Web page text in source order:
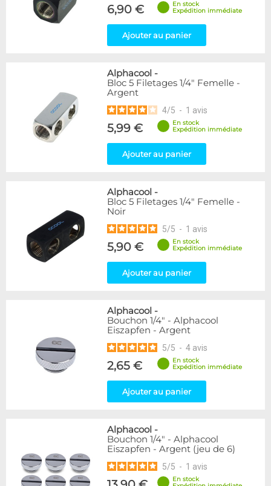
Nanoxia
PrimoChill
9
31
216
2
Or
1
Rouge
Vert
5
4
36
Noir/Nickel
Couleur
Noir
236
39
280
Raccord en Y
5
Forme
53
61
Mâle / Femelle
Mâle / Mâle
44
6,90 €
En stock
Expédition immédiate
Ajouter au panier
Alphacool -
Bloc 5 Filetages 1/4" Femelle -
Argent
4/5 - 1 avis
5,99 €
En stock
Expédition immédiate
Ajouter au panier
Alphacool -
Bloc 5 Filetages 1/4" Femelle -
Noir
5/5 - 1 avis
5,90 €
En stock
Expédition immédiate
Ajouter au panier
Alphacool -
Bouchon 1/4" - Alphacool
Eiszapfen - Argent
5/5 - 4 avis
2,65 €
En stock
Expédition immédiate
Ajouter au panier
Alphacool -
Bouchon 1/4" - Alphacool
Eiszapfen - Argent (jeu de 6)
5/5 - 1 avis
En stock